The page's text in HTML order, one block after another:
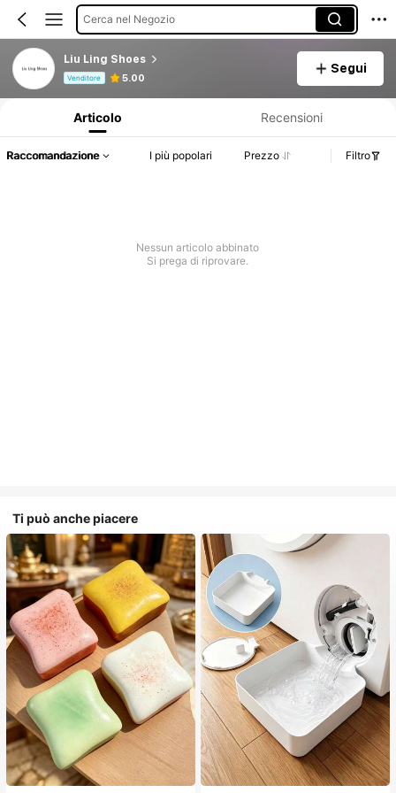
Cerca nel Negozio
Liu Ling Shoes
Venditore 5.00
Segui
Articolo Recensioni
Raccomandazione I più popolari Prezzo Filtro
Nessun articolo abbinato
Si prega di riprovare.
Ti può anche piacere